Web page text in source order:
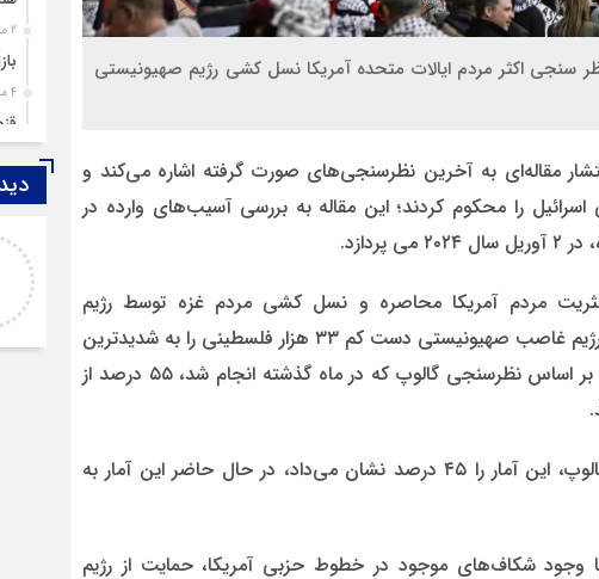
سنجی اکثر مردم ایالات متحده آمریکا نسل کشی رژیم صهیونیستی
مقاله‌ای به آخرین نظرسنجی‌های صورت گرفته اشاره می‌کند و
را محکوم کردند؛ این مقاله به بررسی آسیب‌های وارده در
مردم آمریکا محاصره و نسل کشی مردم غزه توسط رژیم
صهیونستی را تایید نمی کنند، با توجه به اینکه رژیم غاصب صهیونیستی دست کم ۳۳ هزار فلسطینی را به شدیدترین
شکل ممکن سلاخی و به شهادت رسانده است، بر اساس نظرسنجی گالوپ که در ماه گذشته انجام شد، ۵۵ درصد از
در حالی که در نظرسنجی پاییز ۱۴۰۲ از سوی گالوپ، این آمار را ۴۵ درصد نشان می‌داد، در حال حاضر این آمار به
شکاف‌های موجود در خطوط حزبی آمریکا، حمایت از رژیم
2 ماه قبل
4 ماه قبل
قزوین ۱۴۰۴،
احمد
موضوع مدیر و مدیریت اهمیت داده نمیشود.
وقتی هر فردی با هر تحصیلات